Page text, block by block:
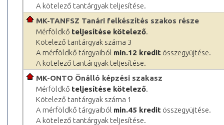
A kötelező tantárgyak teljesítése.
MK-TANFSZ Tanári felkészítés szakos része
Mérföldkő teljesítése kötelező.
Kötelező tantárgyak száma 3
A mérföldkő tárgyaiból min.12 kredit összegyüjtése.
A kötelező tantárgyak teljesítése.
MK-ONTO Önálló képzési szakasz
Mérföldkő teljesítése kötelező.
Kötelező tantárgyak száma 1
A mérföldkő tárgyaiból min.45 kredit összegyüjtése.
A kötelező tantárgyak teljesítése.